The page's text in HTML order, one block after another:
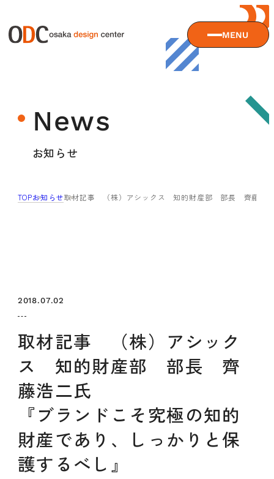
MENU
大阪デザインセンターとは
沿革
サービス
ODCデザイン相談デスク
よくある質問
メンバーシップ
メンバーシップ一覧
News
お知らせ
TOPお知らせ取材記事 （株）アシックス 知的財産部 部長 齊藤浩二
2018.07.02
取材記事 （株）アシック
ス 知的財産部 部長 齊
藤浩二氏
『ブランドこそ究極の知的
財産であり、しっかりと保
護するべし』